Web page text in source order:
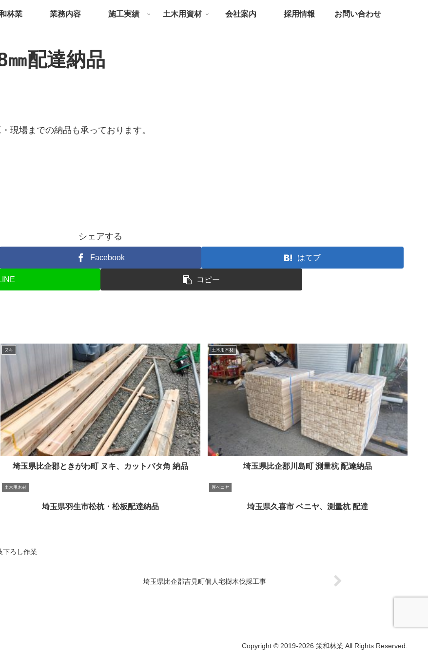
林業 業務内容 施工実績 土木用資材 会社案内 採用情報 お問い合わせ
㎜配達納品
現場までの納品も承っております。
シェアする
Facebook はてブ
コピー
ヌキ
埼玉県比企郡ときがわ町 ヌキ、カットバタ角 納品
土木用木材
埼玉県比企郡川島町 測量杭 配達納品
土木用木材
埼玉県羽生市松杭・松板配達納品
厚ベニヤ
埼玉県久喜市 ベニヤ、測量杭 配達
ろし作業
埼玉県比企郡吉見町個人宅樹木伐採工事
Copyright © 2019-2026 栄和林業 All Rights Reserved.